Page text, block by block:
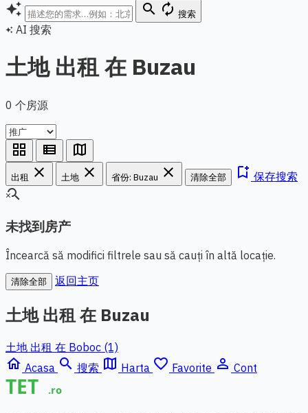
auto_awesome search autorenew 搜索
auto_awesome AI 搜索
土地 出租 在 Buzau
0 个房源
grid_view view_list map
出租 close 土地 close 省份: Buzau close 清除全部 bookmark_add 保存搜索
search_off
未找到房产
Încearcă să modifici filtrele sau să cauți în altă locație.
清除全部 返回主页
土地 出租 在 Buzau
土地 出租 在 Boboc (1)
home Acasa search 搜索 map Harta favorite_border Favorite person_outline Cont